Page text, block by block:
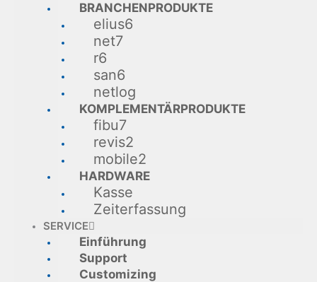
BRANCHENPRODUKTE
elius6
net7
r6
san6
netlog
KOMPLEMENTÄRPRODUKTE
fibu7
revis2
mobile2
HARDWARE
Kasse
Zeiterfassung
SERVICE
Einführung
Support
Customizing